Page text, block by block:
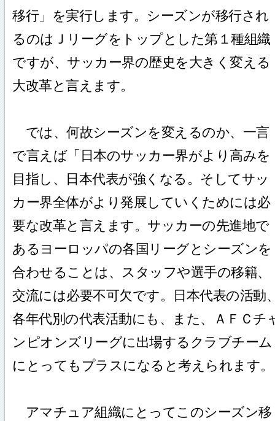
移行」を実行します。シーズンが移行され
るのはＪリーグをトップとした第１種組織
ですが、サッカー界の歴史を大きく変える
大改革と言えます。
では、何故シーズンを変えるのか、一言
で言えば「日本のサッカー界がより高みを
目指し、日本代表が強くなる。そしてサッ
カー界全体がより発展していくためには必
要な改革と言えます。サッカーの先進地で
あるヨーロッパの各国リーグとシーズンを
合わせることは、スタッフや選手の移籍、
交流には必要不可欠です。日本代表の活動
各年代別の代表活動にも、また、ＡＦＣチ
ンピオンズリーグに出場するクラブチーム
にとってもプラスになると考えられます。
アマチュア組織にとってこのシーズン移